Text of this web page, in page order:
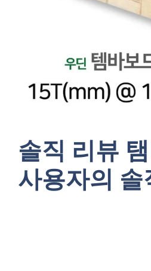
솔직 리뷰
사용자의